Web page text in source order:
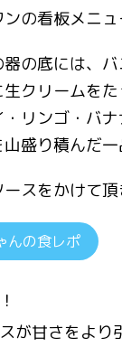
の看板メニュ
の底には、
クリームを
リンゴ・バ
盛り積んだ一
スをかけて頂
んの食レポ
が甘さをより